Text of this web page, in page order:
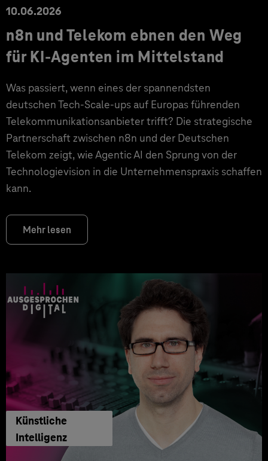
10.06.2026
n8n und Telekom ebnen den Weg
für KI-Agenten im Mittelstand
Was passiert, wenn eines der spannendsten
deutschen Tech-Scale-ups auf Europas führenden
Telekommunikationsanbieter trifft? Die strategische
Partnerschaft zwischen n8n und der Deutschen
Telekom zeigt, wie Agentic AI den Sprung von der
Technologievision in die Unternehmenspraxis schaffen
kann.
Mehr lesen
Künstliche
Intelligenz